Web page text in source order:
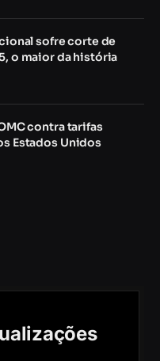
sofre corte de
o maior da história
contra tarifas
Estados Unidos